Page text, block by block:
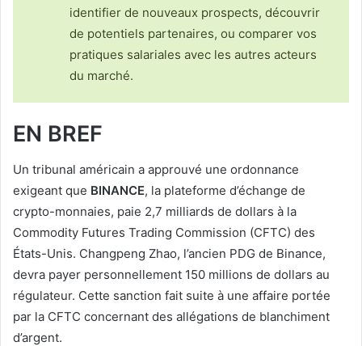
identifier de nouveaux prospects, découvrir
de potentiels partenaires, ou comparer vos
pratiques salariales avec les autres acteurs
du marché.
EN BREF
Un tribunal américain a approuvé une ordonnance
exigeant que BINANCE, la plateforme d’échange de
crypto-monnaies, paie 2,7 milliards de dollars à la
Commodity Futures Trading Commission (CFTC) des
États-Unis. Changpeng Zhao, l’ancien PDG de Binance,
devra payer personnellement 150 millions de dollars au
régulateur. Cette sanction fait suite à une affaire portée
par la CFTC concernant des allégations de blanchiment
d’argent.